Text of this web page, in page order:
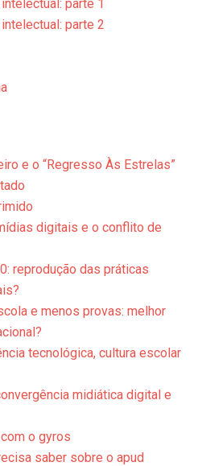
parte 1
parte 2
e o “Regresso Às Estrelas”
digitais e o conflito de
reprodução das práticas
e menos provas: melhor
tecnológica, cultura escolar
midiática digital e
o gyros
saber sobre o apud